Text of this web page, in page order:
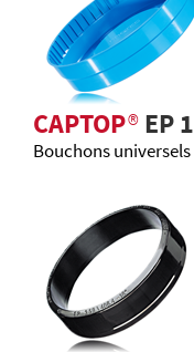
CAPTOP®EP
Bouchons